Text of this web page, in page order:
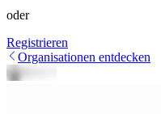
oder
Registrieren
Organisationen entdecken